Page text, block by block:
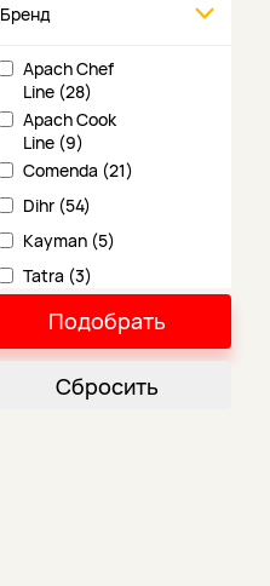
Бренд
Apach Chef
Line (28)
Apach Cook
Line (9)
Comenda (21)
Dihr (54)
Kayman (5)
Tatra (3)
Чувашторгтехника (5)
Подобрать
Сбросить